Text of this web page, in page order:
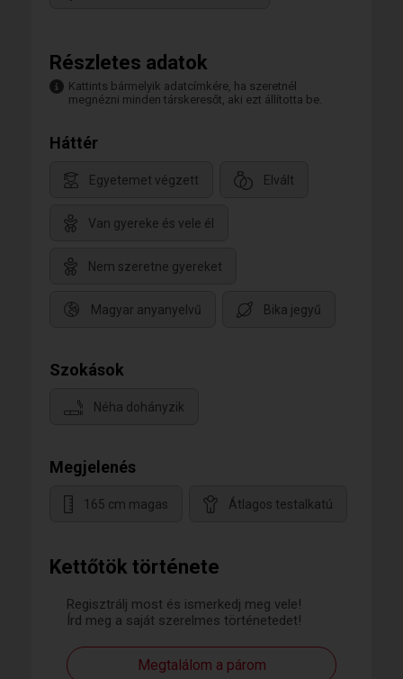
Kettőtök története
Regisztrálj most és ismerkedj meg vele!
Írd meg a saját szerelmes történetedet!
Megtalálom a párom
Részletes adatok
Kattints bármelyik adatcímkére, ha szeretnél
megnézni minden társkeresőt, aki ezt állította be.
Háttér
Egyetemet végzett Elvált
Van gyereke és vele él
Nem szeretne gyereket
Magyar anyanyelvű Bika jegyű
Szokások
Néha dohányzik
Megjelenés
165 cm magas Átlagos testalkatú